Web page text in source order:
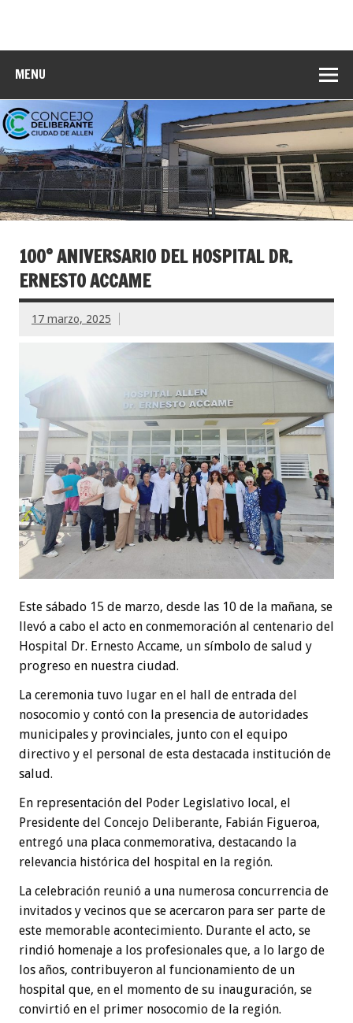
MENU
100° ANIVERSARIO DEL HOSPITAL DR.
ERNESTO ACCAME
17 marzo, 2025
Este sábado 15 de marzo, desde las 10 de la mañana, se
llevó a cabo el acto en conmemoración al centenario del
Hospital Dr. Ernesto Accame, un símbolo de salud y
progreso en nuestra ciudad.
La ceremonia tuvo lugar en el hall de entrada del
nosocomio y contó con la presencia de autoridades
municipales y provinciales, junto con el equipo
directivo y el personal de esta destacada institución de
salud.
En representación del Poder Legislativo local, el
Presidente del Concejo Deliberante, Fabián Figueroa,
entregó una placa conmemorativa, destacando la
relevancia histórica del hospital en la región.
La celebración reunió a una numerosa concurrencia de
invitados y vecinos que se acercaron para ser parte de
este memorable acontecimiento. Durante el acto, se
rindió homenaje a los profesionales que, a lo largo de
los años, contribuyeron al funcionamiento de un
hospital que, en el momento de su inauguración, se
convirtió en el primer nosocomio de la región.